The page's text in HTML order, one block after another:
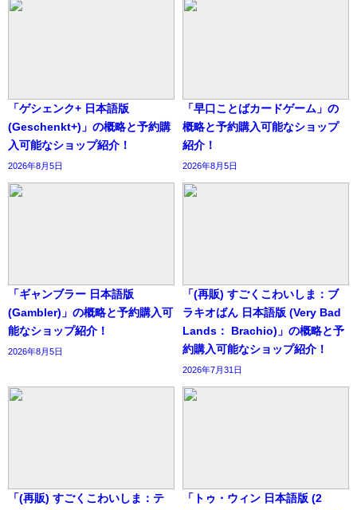
「ゲシェンク+ 日本語版
(Geschenkt+)」の概略と予約購
入可能なショップ紹介！
2026年8月5日
「早口ことばカードゲーム」の
概略と予約購入可能なショップ
紹介！
2026年8月5日
「ギャンブラー 日本語版
(Gambler)」の概略と予約購入可
能なショップ紹介！
2026年8月5日
「(再販) すごくこわいしま：ブ
ラキオばん 日本語版 (Very Bad
Lands： Brachio)」の概略と予
約購入可能なショップ紹介！
2026年7月31日
「(再販) すごくこわいしま：テ
「トゥ・ウィン 日本語版 (2